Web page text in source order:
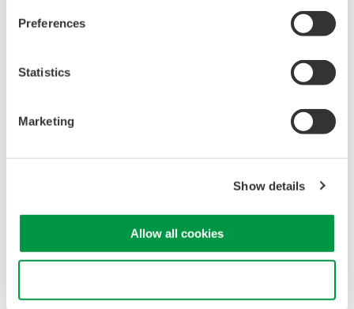
Preferences
Statistics
Marketing
Show details
Allow all cookies
Diese aktive Stromzange benötigt keine zusätzliche
Steckverbinder), wird automatisch erkannt und führt
bei der Verwendung selbstständig einen Nullabgleich
701929 Stromzange 50 MHz / 30 Arms
Diese aktive Stromzange benötigt keine zusätzliche